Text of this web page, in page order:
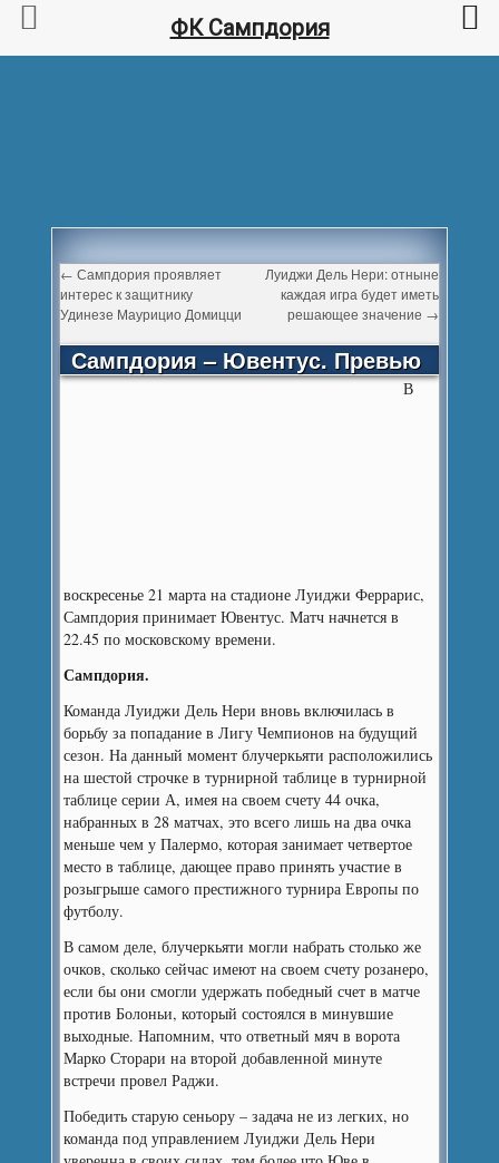
← Сампдория проявляет
интерес к защитнику
Удинезе Маурицио Домицци
Луиджи Дель Нери: отныне
каждая игра будет иметь
решающее значение →
Сампдория – Ювентус. Превью
В
воскресенье 21 марта на стадионе Луиджи Феррарис,
Сампдория принимает Ювентус. Матч начнется в
22.45 по московскому времени.
Сампдория.
Команда Луиджи Дель Нери вновь включилась в
борьбу за попадание в Лигу Чемпионов на будущий
сезон. На данный момент блучеркьяти расположились
на шестой строчке в турнирной таблице в турнирной
таблице серии А, имея на своем счету 44 очка,
набранных в 28 матчах, это всего лишь на два очка
меньше чем у Палермо, которая занимает четвертое
место в таблице, дающее право принять участие в
розыгрыше самого престижного турнира Европы по
футболу.
В самом деле, блучеркьяти могли набрать столько же
очков, сколько сейчас имеют на своем счету розанеро,
если бы они смогли удержать победный счет в матче
против Болоньи, который состоялся в минувшие
выходные. Напомним, что ответный мяч в ворота
Марко Сторари на второй добавленной минуте
встречи провел Раджи.
Победить старую сеньору – задача не из легких, но
команда под управлением Луиджи Дель Нери
ФК Сампдория